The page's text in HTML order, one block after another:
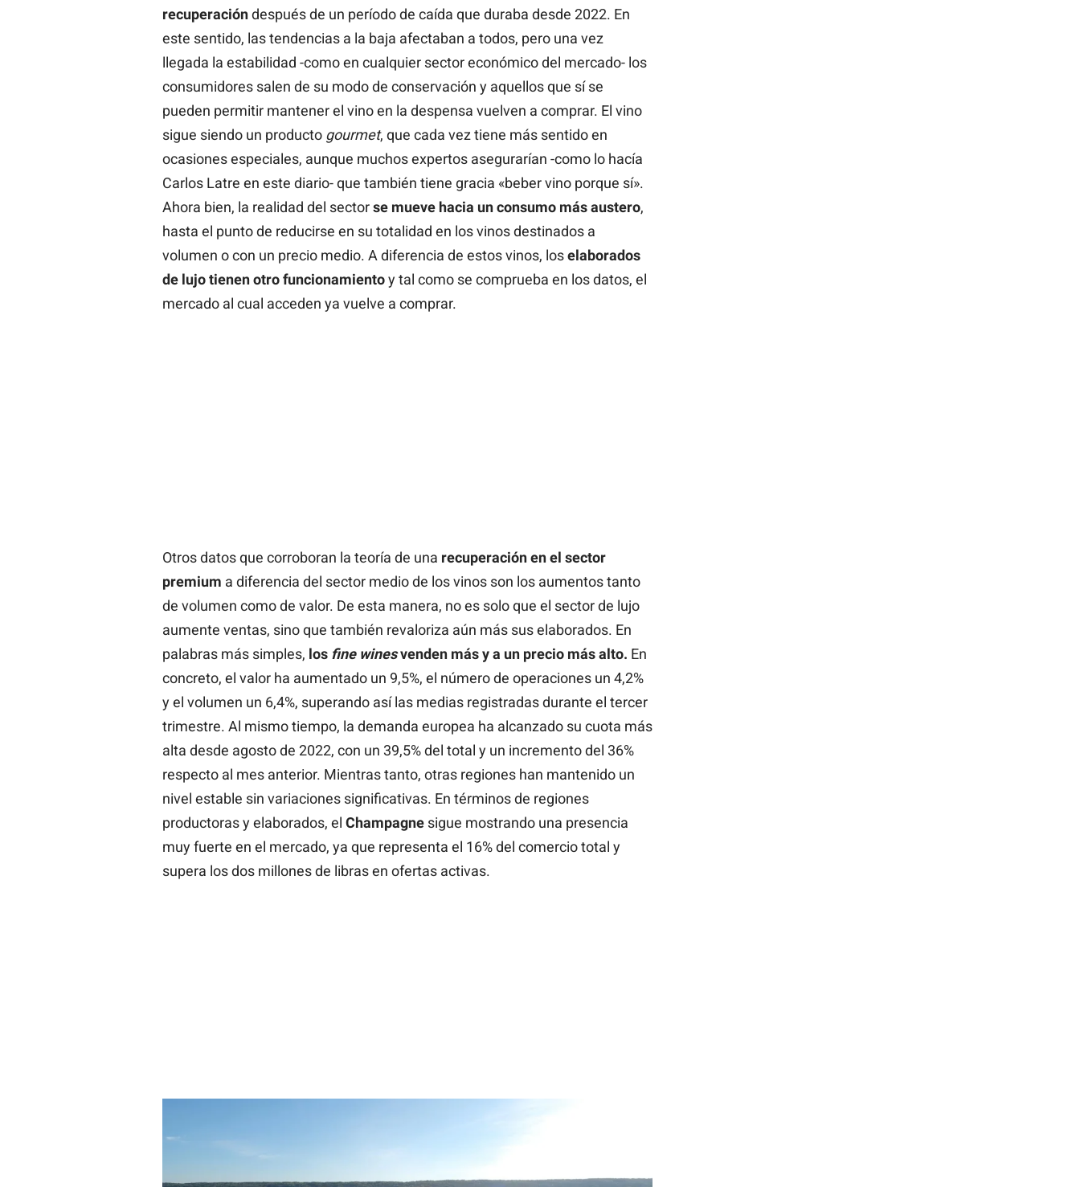
recuperacióndespués de un período de caída que duraba desde 2022. En
este sentido, las tendencias a la baja afectaban a todos, pero una vez
llegada la estabilidad -como en cualquier sector económico del mercado- los
consumidores salen de su modo de conservación y aquellos que sí se
pueden permitir mantener el vino en la despensa vuelven a comprar. El vino
sigue siendo un producto gourmet, que cada vez tiene más sentido en
ocasiones especiales, aunque muchos expertos asegurarían -como lo hacía
Carlos Latre en este diario- que también tiene gracia «beber vino porque sí».
Ahora bien, la realidad del sectorse mueve hacia un consumo más austero,
hasta el punto de reducirse en su totalidad en los vinos destinados a
volumen o con un precio medio. A diferencia de estos vinos, loselaborados
de lujo tienen otro funcionamientoy tal como se comprueba en los datos, el
mercado al cual acceden ya vuelve a comprar.
Otros datos que corroboran la teoría de una recuperación en el sector
premium a diferencia del sector medio de los vinos son los aumentos tanto
de volumen como de valor. De esta manera, no es solo que el sector de lujo
aumente ventas, sino que también revaloriza aún más sus elaborados. En
palabras más simples, los fine winesvenden más y a un precio más alto. En
concreto, el valor ha aumentado un 9,5%, el número de operaciones un 4,2%
y el volumen un 6,4%, superando así las medias registradas durante el tercer
trimestre. Al mismo tiempo, la demanda europea ha alcanzado su cuota más
alta desde agosto de 2022, con un 39,5% del total y un incremento del 36%
respecto al mes anterior. Mientras tanto, otras regiones han mantenido un
nivel estable sin variaciones significativas. En términos de regiones
productoras y elaborados, el Champagnesigue mostrando una presencia
muy fuerte en el mercado, ya que representa el 16% del comercio total y
supera los dos millones de libras en ofertas activas.